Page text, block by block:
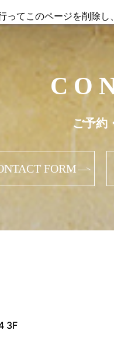
ってこのページを削除
ご予約
FORM
3F